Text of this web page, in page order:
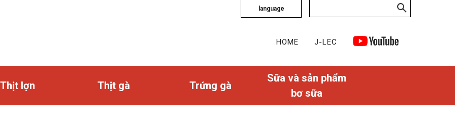
language
HOME J-LEC
Thịt lợn Thịt gà Trứng gà
Sữa và sản phẩm
bơ sữa